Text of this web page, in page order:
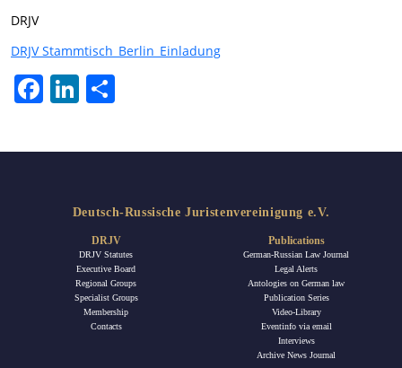
DRJV
DRJV Stammtisch_Berlin_Einladung
FacebookLinkedIn
Deutsch-Russische Juristenvereinigung e.V.
DRJV
DRJV Statutes
Executive Board
Regional Groups
Specialist Groups
Membership
Contacts
Publications
German-Russian Law Journal
Legal Alerts
Antologies on German law
Publication Series
Video-Library
Eventinfo via email
Interviews
Archive News Journal